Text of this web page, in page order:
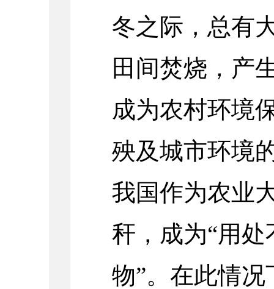
冬之际，总有
田间焚烧，产
成为农村环境
殃及城市环境
我国作为农业
秆，成为“用处
物”。在此情